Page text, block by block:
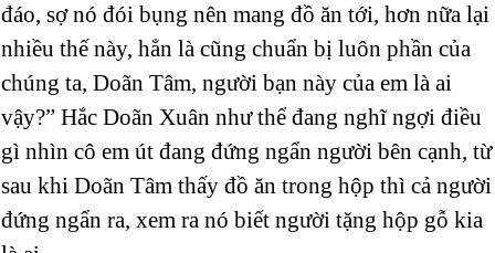
đáo, sợ nó đói bụng nên mang đồ ăn tới, hơn nữa lại
nhiều thế này, hẳn là cũng chuẩn bị luôn phần của
chúng ta, Doãn Tâm, người bạn này của em là ai
vậy?” Hắc Doãn Xuân như thể đang nghĩ ngợi điều
gì nhìn cô em út đang đứng ngẩn người bên cạnh, từ
sau khi Doãn Tâm thấy đồ ăn trong hộp thì cả người
đứng ngẩn ra, xem ra nó biết người tặng hộp gỗ kia